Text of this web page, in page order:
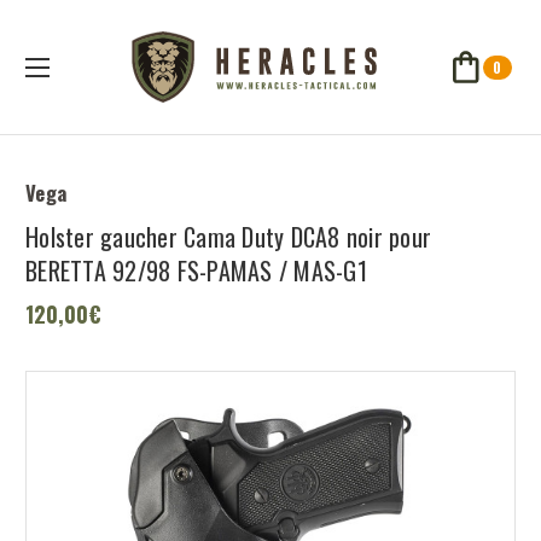
0
Vega
Holster gaucher Cama Duty DCA8 noir pour
BERETTA 92/98 FS-PAMAS / MAS-G1
120,00€